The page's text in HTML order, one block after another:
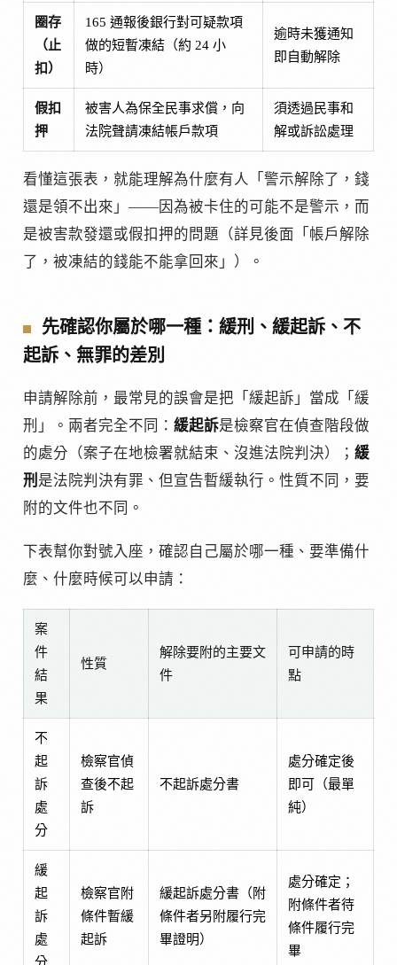
圈存
（止
扣）
165 通報後銀行對可疑款項
做的短暫凍結（約 24 小
時）
逾時未獲通知
即自動解除
假扣
押
被害人為保全民事求償，向
法院聲請凍結帳戶款項
須透過民事和
解或訴訟處理
看懂這張表，就能理解為什麼有人「警示解除了，錢
還是領不出來」——因為被卡住的可能不是警示，而
是被害款發還或假扣押的問題（詳見後面「帳戶解除
了，被凍結的錢能不能拿回來」）。
先確認你屬於哪一種：緩刑、緩起訴、不
起訴、無罪的差別
申請解除前，最常見的誤會是把「緩起訴」當成「緩
刑」。兩者完全不同： 緩起訴是檢察官在偵查階段做
的處分（案子在地檢署就結束、沒進法院判決）； 緩
刑 是法院判決有罪、但宣告暫緩執行。性質不同，要
附的文件也不同。
下表幫你對號入座，確認自己屬於哪一種、要準備什
麼、什麼時候可以申請：
案
件
結
果
性質
解除要附的主要文
件
可申請的時
點
不
起
訴
處
分
檢察官偵
查後不起
訴
不起訴處分書
處分確定後
即可（最單
純）
緩
起
訴
處
分
檢察官附
條件暫緩
起訴
緩起訴處分書（附
條件者另附履行完
畢證明）
處分確定；
附條件者待
條件履行完
畢